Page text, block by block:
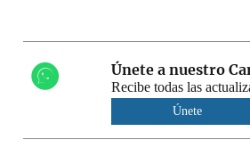
Únete a nuestro
Recibe todas las
Únete